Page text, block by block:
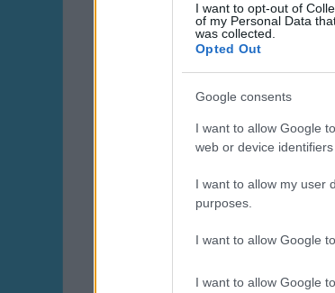
I want to opt-out of
of my Personal Data
was collected.
Opted Out
Google consents
I want to allow Google
web or device identifiers
I want to allow my user
purposes.
I want to allow Google
I want to allow Google